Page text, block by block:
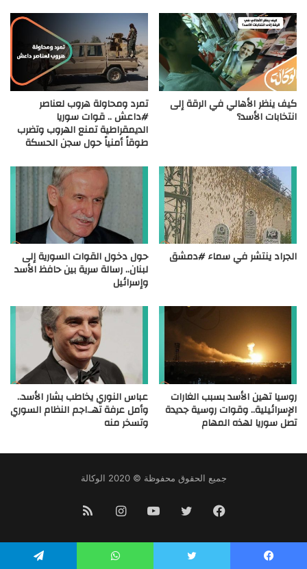
كيف ينظر الأهالي في الرقة إلى
انتخابات الأسد؟
تمرد ومحاولة هروب لعناصر
#داعش .. قوات سوريا
الديمقراطية تمنع الهروب وتضرب
طوقاً أمنياً حول سجن الحسكة
الجراد ينتشر في سماء #دمشق حول دخول القوات السورية إلى
لبنان.. رسالة سرية بين حافظ الأسد
وإسرائيل
روسيا تهين الأسد بسبب الغارات
الإسرائيلية.. وقوات روسية جديدة
تصل سوريا لهذه المهام
عباس النوري يخاطب بشار الأسد..
وأمل عرفة تهـ.اجم النظام السوري
وتسخر منه
جميع الحقوق محفوظة © 2020 الوكالة
فيسبوك تويتر يوتيوب انستقرام
الموقع